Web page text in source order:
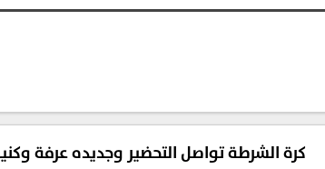
كرة الشرطة تواصل التحضير وجديده عرفة